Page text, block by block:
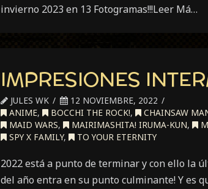
invierno 2023 en 13 Fotogramas!!!Leer Má…
IMPRESIONES
JULES WK
12 NOVIEMBRE, 2022
ANIME, BOCCHI THE ROCK!, CHAINSAW
MAID WARS, MAIRIMASHITA! IRUMA-KUN,
SPY X FAMILY, TO YOUR ETERNITY
2022 está a punto de terminar y con ello la
del año entra en su punto culminante! Y es